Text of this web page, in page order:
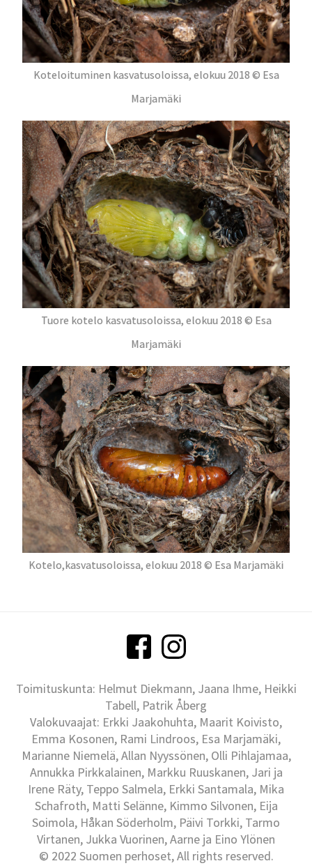
Koteloituminen kasvatusoloissa, elokuu 2018 © Esa
Marjamäki
Tuore kotelo kasvatusoloissa, elokuu 2018 © Esa
Marjamäki
Kotelo,kasvatusoloissa, elokuu 2018 © Esa Marjamäki
Toimituskunta: Helmut Diekmann, Jaana Ihme, Heikki
Tabell, Patrik Åberg
Valokuvaajat: Erkki Jaakohuhta, Maarit Koivisto,
Emma Kosonen, Rami Lindroos, Esa Marjamäki,
Marianne Niemelä, Allan Nyyssönen, Olli Pihlajamaa,
Annukka Pirkkalainen, Markku Ruuskanen, Jari ja
Irene Räty, Teppo Salmela, Erkki Santamala, Mika
Schafroth, Matti Selänne, Kimmo Silvonen, Eija
Soimola, Håkan Söderholm, Päivi Torkki, Tarmo
Virtanen, Jukka Vuorinen, Aarne ja Eino Ylönen
© 2022 Suomen perhoset, All rights reserved.